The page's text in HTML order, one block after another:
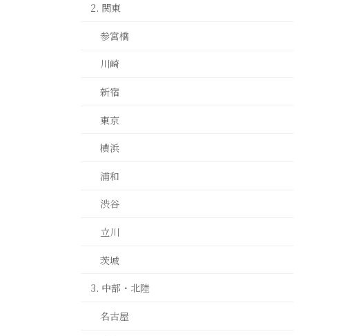
2. 関東
参宮橋
川崎
新宿
東京
横浜
浦和
渋谷
立川
茨城
3. 中部・北陸
名古屋